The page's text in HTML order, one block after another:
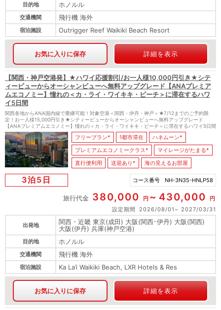
目的地 ホノルル
交通機関 飛行機 海外
宿泊施設 Outrigger Reef Waikiki Beach Resort
お気に入りに保存 詳細を表示
【関西・神戸空港発】★ハワイ応援割引/お一人様10,000円引き★シテ
ィービューからオーシャンビューへ無料アップグレード【ANAプレミア
ムエコノミー】憧れの＜カ・ライ・ワイキキ・ビーチ＞に滞在するハワ
イ5日間
関西各地からANA国内線で乗継可能！対象空港＜関西・伊丹・神戸＞★7/12までのご予約限
定！お一人様15,000円引き★シティービューからオーシャンビューへ無料アップグレード
【ANAプレミアムエコノミー】憧れの＜カ・ライ・ワイキキ・ビーチ＞に滞在するハワイ5日間
フリープラン* 1都市滞在
ハネムーン*
プレミアムエコノミークラス*
マイレージがたまる*
直行便利用
送迎あり* 海の見えるお部屋
3泊5日 コース番号 NH-3N35-HNLP58
旅行代金 380,000 円 430,000
円
設定期間
2026/08/01 2027/03/31
出発地
関西・近畿 東京(成田) 大阪(関西･伊丹) 大阪(関西)
大阪(伊丹) 兵庫(神戸空港)
目的地 ホノルル
交通機関 飛行機 海外
宿泊施設 Ka La’i Waikiki Beach, LXR Hotels & Res
お気に入りに保存 詳細を表示